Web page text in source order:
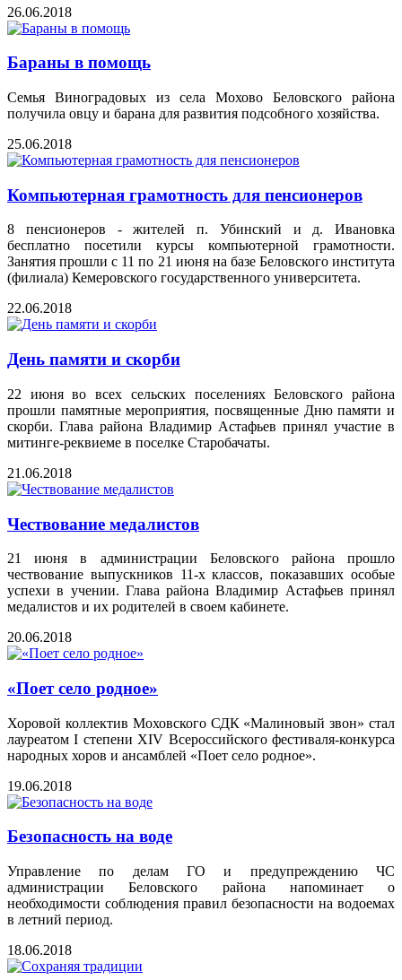
26.06.2018
Бараны в помощь
Семья Виноградовых из села Мохово Беловского района
получила овцу и барана для развития подсобного хозяйства.
25.06.2018
Компьютерная грамотность для пенсионеров
8 пенсионеров - жителей п. Убинский и д. Ивановка
бесплатно посетили курсы компьютерной грамотности.
Занятия прошли с 11 по 21 июня на базе Беловского института
(филиала) Кемеровского государственного университета.
22.06.2018
День памяти и скорби
22 июня во всех сельских поселениях Беловского района
прошли памятные мероприятия, посвященные Дню памяти и
скорби. Глава района Владимир Астафьев принял участие в
митинге-реквиеме в поселке Старобачаты.
21.06.2018
Чествование медалистов
21 июня в администрации Беловского района прошло
чествование выпускников 11-х классов, показавших особые
успехи в учении. Глава района Владимир Астафьев принял
медалистов и их родителей в своем кабинете.
20.06.2018
«Поет село родное»
Хоровой коллектив Моховского СДК «Малиновый звон» стал
лауреатом I степени XIV Всероссийского фестиваля-конкурса
народных хоров и ансамблей «Поет село родное».
19.06.2018
Безопасность на воде
Управление по делам ГО и предупреждению ЧС
администрации Беловского района напоминает о
необходимости соблюдения правил безопасности на водоемах
в летний период.
18.06.2018